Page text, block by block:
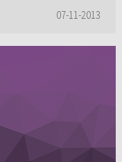
07-11-2013